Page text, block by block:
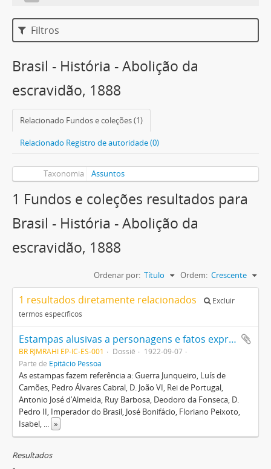
Filtros
Brasil - História - Abolição da
escravidão, 1888
Relacionado Fundos e coleções (1)
Relacionado Registro de autoridade (0)
Taxonomia Assuntos
1 Fundos e coleções resultados para
Brasil - História - Abolição da
escravidão, 1888
Ordenar por: Título Ordem: Crescente
1 resultados diretamente relacionados
Excluir
termos específicos
Estampas alusivas a personagens e fatos expressivos da História do Brasil em homenagem ao Centenário da Independência Brasileira
BR RJMRAHI EP-IC-ES-001 Dossiê
1922-09-07
Parte de Epitácio Pessoa
As estampas fazem referência a: Guerra Junqueiro, Luís de
Camões, Pedro Álvares Cabral, D. João VI, Rei de Portugal,
Antonio José d’Almeida, Ruy Barbosa, Deodoro da Fonseca, D.
Pedro II, Imperador do Brasil, José Bonifácio, Floriano Peixoto,
Isabel, ... »
Resultados